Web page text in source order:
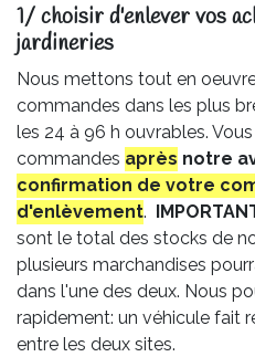
1/ choisir d'enlever vos
jardineries​
Nous mettons tout en
commandes dans les plus
les 24 à 96 h ouvrables.
commandes après notre
confirmation de votre
d'enlèvement.
sont le total des stocks de
plusieurs marchandises
dans l'une des deux. Nous
rapidement: un véhicule fait
entre les deux sites.